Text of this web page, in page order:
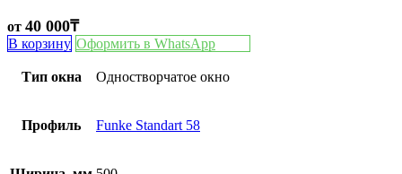
от 40 000₸
В корзину Оформить в WhatsApp
Тип окна Одностворчатое окно
Профиль Funke Standart 58